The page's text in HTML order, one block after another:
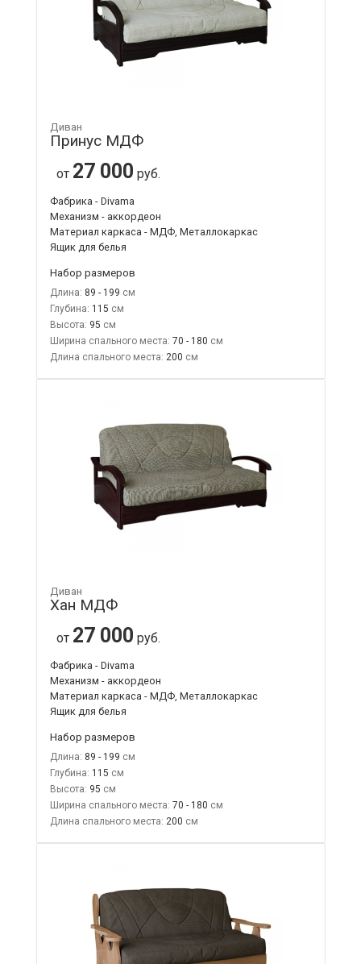
Диван
Принус МДФ
от 27 000 руб.
Фабрика - Divama
Механизм - аккордеон
Материал каркаса - МДФ, Металлокаркас
Ящик для белья
Набор размеров
Длина: 89 - 199
Глубина: 115
Высота: 95
Ширина спального места: 70 - 180
Длина спального места: 200
Диван
Хан МДФ
от 27 000 руб.
Фабрика - Divama
Механизм - аккордеон
Материал каркаса - МДФ, Металлокаркас
Ящик для белья
Набор размеров
Длина: 89 - 199
Глубина: 115
Высота: 95
Ширина спального места: 70 - 180
Длина спального места: 200